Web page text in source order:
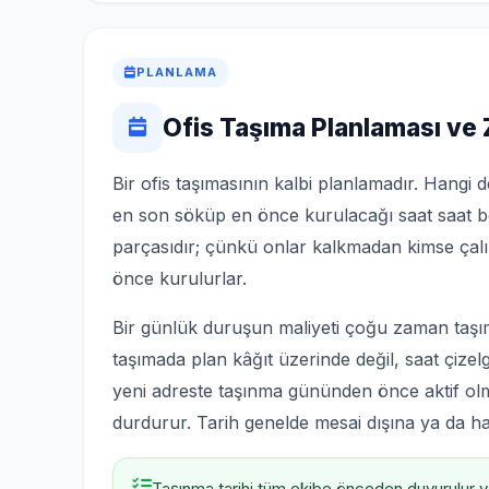
PLANLAMA
Ofis Taşıma Planlaması ve
Bir ofis taşımasının kalbi planlamadır. Hangi
en son söküp en önce kurulacağı saat saat
parçasıdır; çünkü onlar kalkmadan kimse
önce kurulurlar.
Bir günlük duruşun maliyeti çoğu zaman
taşımada plan kâğıt üzerinde değil, saat
yeni adreste taşınma gününden önce aktif
durdurur. Tarih genelde mesai dışına ya da